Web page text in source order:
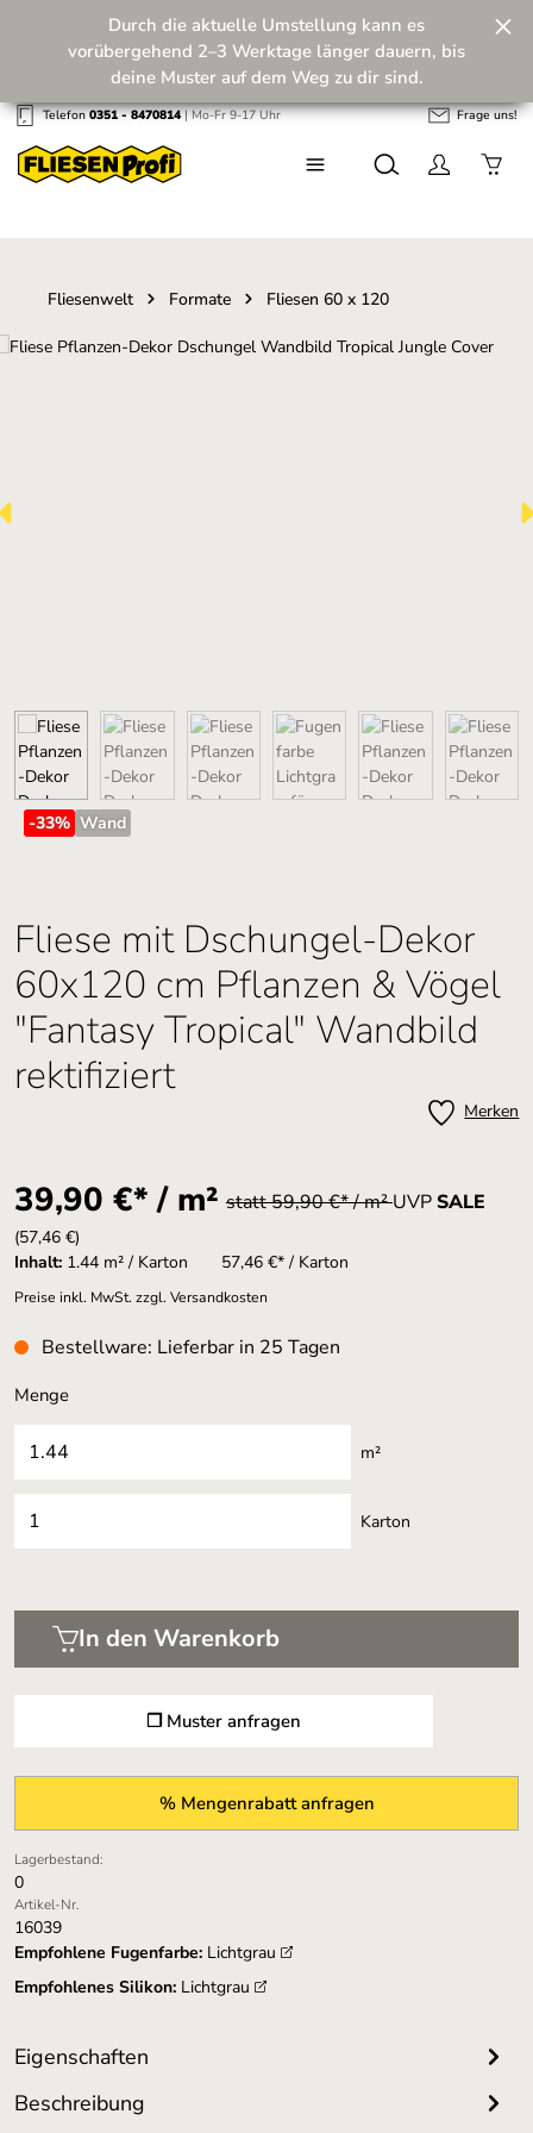
Zum Hauptinhalt springen
Zukunft! 💪
Durch die aktuelle Umstellung kann es
vorübergehend 2–3 Werktage länger dauern, bis
deine Muster auf dem Weg zu dir sind.
Telefon0351 - 8470814| Mo-Fr 9-17 Uhr Frage uns!
Fliesenwelt Formate Fliesen 60 x 120
Bildergalerie überspringen
-33% Wand
Fliese mit Dschungel-Dekor
60x120 cm Pflanzen & Vögel
"Fantasy Tropical" Wandbild
rektifiziert
Merken
39,90 €* / m² statt 59,90 €* / m²UVPSALE
(57,46 €)
Inhalt: 1.44 m² / Karton 57,46 €* / Karton
Preise inkl. MwSt. zzgl. Versandkosten
Bestellware: Lieferbar in 25 Tagen
❐ Muster anfragen
Menge
m²
Karton
In den Warenkorb
% Mengenrabatt anfragen
Lagerbestand:
0
Artikel-Nr.
16039
Empfohlene Fugenfarbe: Lichtgrau
Empfohlenes Silikon: Lichtgrau
Eigenschaften
Beschreibung